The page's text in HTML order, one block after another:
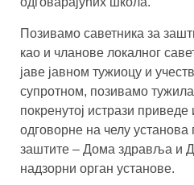
Позивамо саветника за
као и чланове локалног
јаве јавном тужиоцу и
супротном, позивамо
покренутој истрази
одговорне на челу
заштите – Дома здравља и
надзорни орган установе.